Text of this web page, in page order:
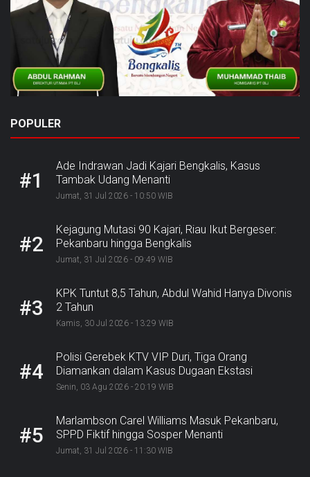
POPULER
#1
Ade Indrawan Jadi Kajari Bengkalis, Kasus
Tambak Udang Menanti
Jumat, 31 Jul 2026 - 10:50 WIB
#2
Kejagung Mutasi 90 Kajari, Riau Ikut Bergeser:
Pekanbaru hingga Bengkalis
Jumat, 31 Jul 2026 - 09:49 WIB
#3
KPK Tuntut 8,5 Tahun, Abdul Wahid Hanya Divonis
2 Tahun
Kamis, 30 Jul 2026 - 13:29 WIB
#4
Polisi Gerebek KTV VIP Duri, Tiga Orang
Diamankan dalam Kasus Dugaan Ekstasi
Senin, 03 Agu 2026 - 20:19 WIB
#5
Marlambson Carel Williams Masuk Pekanbaru,
SPPD Fiktif hingga Sosper Menanti
Jumat, 31 Jul 2026 - 11:30 WIB